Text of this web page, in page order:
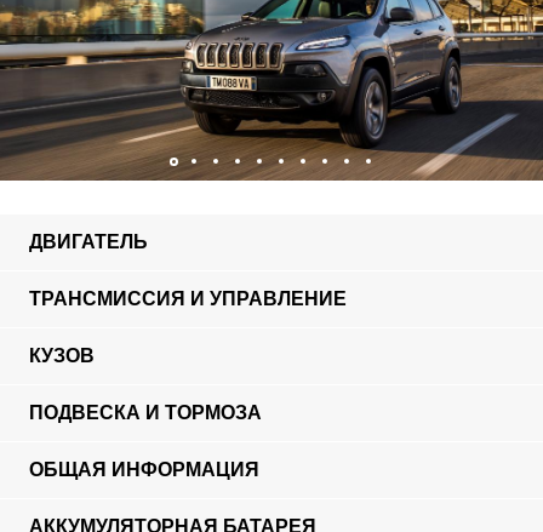
ДВИГАТЕЛЬ
ТРАНСМИССИЯ И УПРАВЛЕНИЕ
КУЗОВ
ПОДВЕСКА И ТОРМОЗА
ОБЩАЯ ИНФОРМАЦИЯ
АККУМУЛЯТОРНАЯ БАТАРЕЯ